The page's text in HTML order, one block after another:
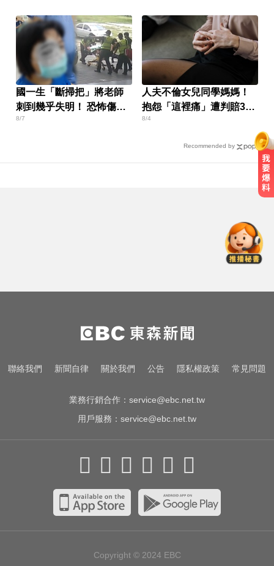
國一生「斷掃把」將老師
刺到幾乎失明！ 恐怖傷勢
曝光
8/7
人夫不倫女兒同學媽媽！
抱怨「這裡痛」遭判賠30
萬
8/4
Recommended by
月板變形，醫揭保骨與增肌兩大救
愛玩車／無聲超跑失寵 瑪莎拉蒂將
回歸V8手排
今立秋拚轉運！命理師點名「6生
聯絡我們 新聞自律 關於我們 公告 隱私權政策 常見問題
業務行銷合作： service@ebc.net.tw
用戶服務： service@ebc.net.tw
Copyright © 2024 EBC